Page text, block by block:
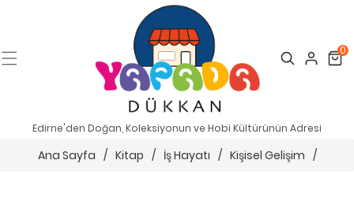
Search Cart
0
Edirne'den Doğan, Koleksiyonun ve Hobi Kültürünün Adresi
Ana Sayfa / Kitap / İş Hayatı / Kişisel Gelişim /